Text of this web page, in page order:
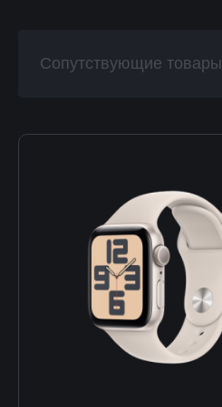
Сопутствующие товары